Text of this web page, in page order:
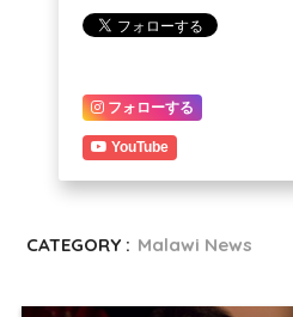
フォローする
YouTube
CATEGORY : Malawi News